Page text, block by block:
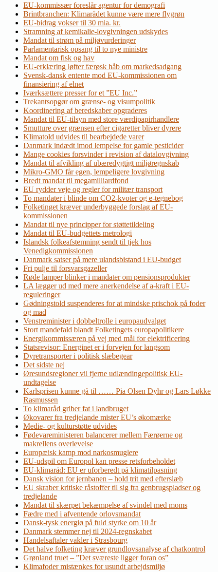
EU-kommissær foreslår agentur for demografi
Brintbranchen: Klimarådet kunne være mere flygrøn
EU-bidrag vokser til 30 mia. kr.
Stramning af kemikalie-lovgivningen udskydes
Mandat til strøm på miljøvurderinger
Parlamentarisk opsang til to nye ministre
Mandat om fisk og hav
EU-erklæring løfter færøsk håb om markedsadgang
Svensk-dansk entente mod EU-kommissionen om
finansiering af elnet
Iværksættere presser for et ”EU Inc.”
Trekantsopgør om grænse- og visumpolitik
Koordinering af beredskaber opgraderes
Mandat til EU-tilsyn med store værdipapirhandlere
Smutture over grænsen efter cigaretter bliver dyrere
Klimatold udvides til bearbejdede varer
Danmark indædt imod lempelse for gamle pesticider
Mange cookies forsvinder i revision af datalovgivning
Mandat til afvikling af ubæredygtigt miljøregnskab
Mikro-GMO får egen, lempeligere lovgivning
Bredt mandat til megamilliardfond
EU rydder veje og regler for militær transport
To mandater i blinde om CO2-kvoter og e-tegnebog
Folketinget kræver underbyggede forslag af EU-
kommissionen
Mandat til nye principper for støttetildeling
Mandat til EU-budgettets metrologi
Islandsk folkeafstemning sendt til tjek hos
Venedigkommissionen
Danmark satser på mere ulandsbistand i EU-budget
Fri pulje til forsvarsgazeller
Røde lamper blinker i mandater om pensionsprodukter
LA lægger ud med mere anerkendelse af a-kraft i EU-
reguleringer
Gødningstold suspenderes for at mindske prischok på foder
og mad
Venstreminister i dobbeltrolle i europaudvalget
Stort mandefald blandt Folketingets europapolitikere
Energikommissæren på vej med mål for elektrificering
Statsrevisor: Energinet er i forvejen for langsom
Dyretransporter i politisk slæbegear
Det sidste nej
Øresundsregioner vil fjerne udlændingepolitisk EU-
undtagelse
Karlsprisen kunne gå til …… Pia Olsen Dyhr og Lars Løkke
Rasmussen
To klimaråd griber fat i landbruget
Økovarer fra tredjelande mister EU’s økomærke
Medie- og kulturstøtte udvides
Fødevareministeren balancerer mellem Færøerne og
makrellens overlevelse
Europæisk kamp mod narkosmuglere
EU-udspil om Europol kan presse retsforbeholdet
EU-klimaråd: EU er uforberedt på klimatilpasning
Dansk vision for jernbanen – hold trit med efterslæb
EU skraber kritiske råstoffer til sig fra genbrugspladser og
tredjelande
Mandat til skærpet bekæmpelse af svindel med moms
Fædre med i afventende orlovsmandat
Dansk-tysk energiø på fuld styrke om 10 år
Danmark stemmer nej til 2024-regnskabet
Handelsaftaler vakler i Strasbourg
Det halve folketing kræver grundlovsanalyse af chatkontrol
Grønland truet – ”Det sværeste ligger foran os”
Klimafoder mistænkes for usundt arbejdsmiljø